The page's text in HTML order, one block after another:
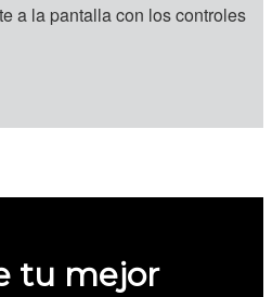
a la pantalla con los controles
tu mejor